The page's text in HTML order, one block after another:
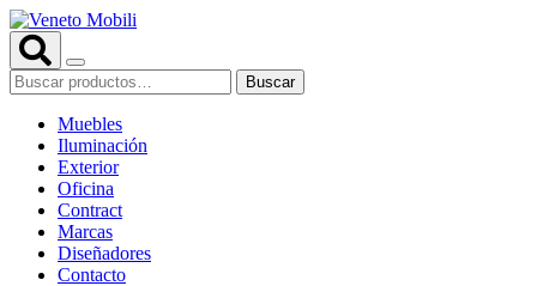
Saltar
al
contenido
Buscar
por:
Buscar
Muebles
Iluminación
Exterior
Oficina
Contract
Marcas
Diseñadores
Contacto